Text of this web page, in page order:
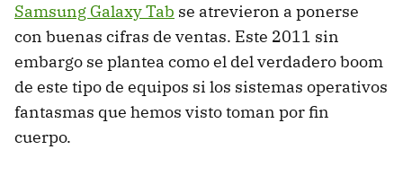
Samsung Galaxy Tab se atrevieron a ponerse
con buenas cifras de ventas. Este 2011 sin
embargo se plantea como el del verdadero boom
de este tipo de equipos si los sistemas operativos
fantasmas que hemos visto toman por fin
cuerpo.